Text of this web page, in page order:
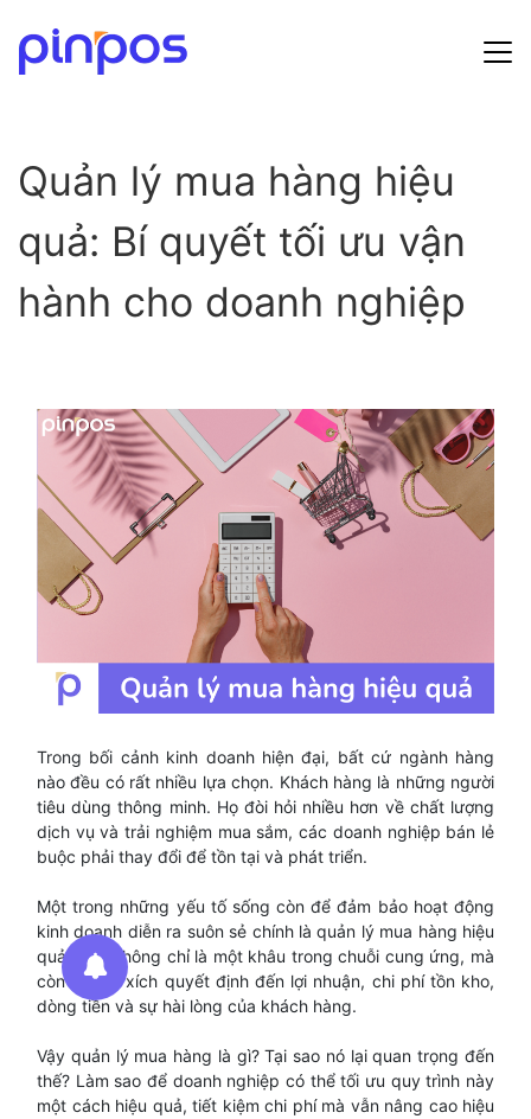
Bảng giá
Tin tức
Đăng ký
Quản lý mua hàng hiệu
quả: Bí quyết tối ưu vận
hành cho doanh nghiệp
Trong bối cảnh kinh doanh hiện đại, bất cứ ngành hàng
nào đều có rất nhiều lựa chọn. Khách hàng là những người
tiêu dùng thông minh. Họ đòi hỏi nhiều hơn về chất lượng
dịch vụ và trải nghiệm mua sắm, các doanh nghiệp bán lẻ
buộc phải thay đổi để tồn tại và phát triển.
Một trong những yếu tố sống còn để đảm bảo hoạt động
kinh doanh diễn ra suôn sẻ chính là quản lý mua hàng hiệu
quả. Đây không chỉ là một khâu trong chuỗi cung ứng, mà
còn là mắt xích quyết định đến lợi nhuận, chi phí tồn kho,
dòng tiền và sự hài lòng của khách hàng.
Vậy quản lý mua hàng là gì? Tại sao nó lại quan trọng đến
thế? Làm sao để doanh nghiệp có thể tối ưu quy trình này
một cách hiệu quả, tiết kiệm chi phí mà vẫn nâng cao hiệu